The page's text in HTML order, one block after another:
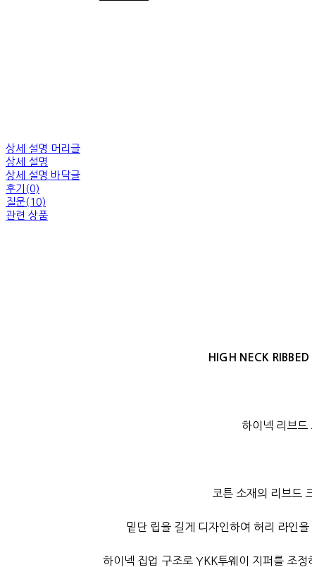
상세 설명 머리글
상세 설명
상세 설명 바닥글
후기(0)
질문(10)
관련 상품
HIGH NECK
하이넥 리브드
코튼 소재의 리브드
밑단 립을 길게 디자인하여 허리 라인
하이넥 집업 구조로 YKK투웨이 지퍼를 조